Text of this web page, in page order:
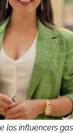
los influencers